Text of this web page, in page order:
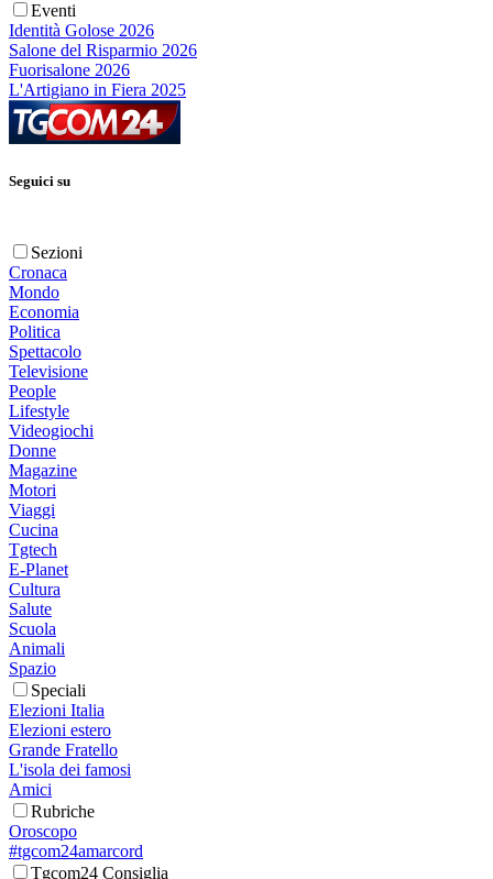
Eventi
Identità Golose 2026
Salone del Risparmio 2026
Fuorisalone 2026
L'Artigiano in Fiera 2025
Seguici su
Sezioni
Cronaca
Mondo
Economia
Politica
Spettacolo
Televisione
People
Lifestyle
Videogiochi
Donne
Magazine
Motori
Viaggi
Cucina
Tgtech
E-Planet
Cultura
Salute
Scuola
Animali
Spazio
Speciali
Elezioni Italia
Elezioni estero
Grande Fratello
L'isola dei famosi
Amici
Rubriche
Oroscopo
#tgcom24amarcord
Tgcom24 Consiglia